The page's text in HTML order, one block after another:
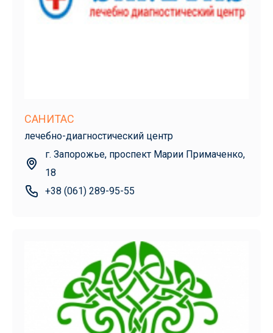
САНИТАС
лечебно-диагностический центр
г. Запорожье, проспект Марии Примаченко,
18
+38 (061) 289-95-55